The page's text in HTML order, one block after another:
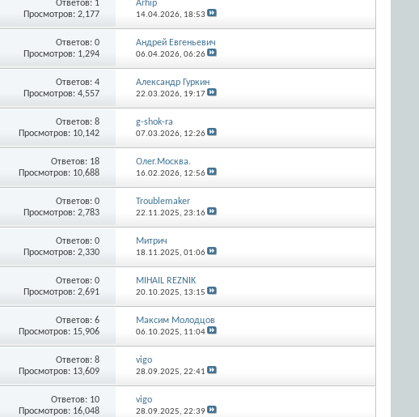
Ответов: 1
Просмотров: 2,177
Arhip
14.04.2026, 18:53
Ответов:0
Просмотров: 1,294
Андрей Евгеньевич
06.04.2026, 06:26
Ответов:4
Просмотров: 4,557
Александр Гуркин
22.03.2026, 19:17
Ответов:8
Просмотров: 10,142
g-shok-ra
07.03.2026, 12:26
Ответов: 18
Просмотров: 10,688
Олег.Москва.
16.02.2026, 12:56
Ответов:0
Просмотров: 2,783
Troublemaker
22.11.2025, 23:16
Ответов:0
Просмотров: 2,330
Митрич
18.11.2025, 01:06
Ответов:0
Просмотров: 2,691
MIHAIL REZNIK
20.10.2025, 13:15
Ответов:6
Просмотров: 15,906
Максим Молодцов
06.10.2025, 11:04
Ответов:8
Просмотров: 13,609
vigo
28.09.2025, 22:41
Ответов: 10
Просмотров: 16,048
vigo
28.09.2025, 22:39